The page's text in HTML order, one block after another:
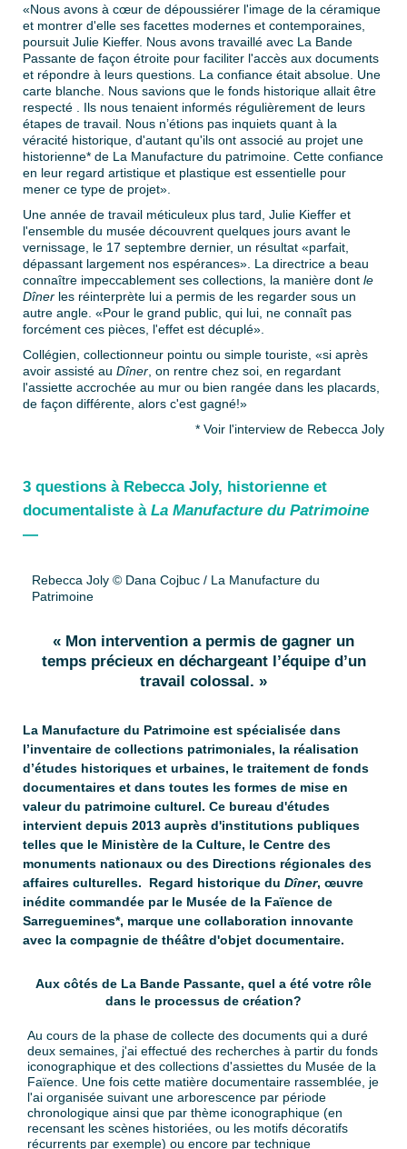
«Nous avons à cœur de dépoussiérer l'image de la céramique
et montrer d'elle ses facettes modernes et contemporaines,
poursuit Julie Kieffer. Nous avons travaillé avec La Bande
Passante de façon étroite pour faciliter l'accès aux documents
et répondre à leurs questions. La confiance était absolue. Une
carte blanche. Nous savions que le fonds historique allait être
respecté . Ils nous tenaient informés régulièrement de leurs
étapes de travail. Nous n’étions pas inquiets quant à la
véracité historique, d'autant qu'ils ont associé au projet une
historienne* de La Manufacture du patrimoine. Cette confiance
en leur regard artistique et plastique est essentielle pour
mener ce type de projet».
Une année de travail méticuleux plus tard, Julie Kieffer et
l'ensemble du musée découvrent quelques jours avant le
vernissage, le 17 septembre dernier, un résultat «parfait,
dépassant largement nos espérances». La directrice a beau
connaître impeccablement ses collections, la manière dont le
Dîner les réinterprète lui a permis de les regarder sous un
autre angle. «Pour le grand public, qui lui, ne connaît pas
forcément ces pièces, l'effet est décuplé».
Collégien, collectionneur pointu ou simple touriste, «si après
avoir assisté au Dîner , on rentre chez soi, en regardant
l'assiette accrochée au mur ou bien rangée dans les placards,
de façon différente, alors c'est gagné!»
* Voir l'interview de Rebecca Joly
3 questions à Rebecca Joly, historienne et
documentaliste à La Manufacture du Patrimoine
—
Rebecca Joly © Dana Cojbuc / La Manufacture du
Patrimoine
« Mon intervention a permis de gagner un
temps précieux en déchargeant l’équipe d’un
travail colossal. »
La Manufacture du Patrimoine est spécialisée dans
l’inventaire de collections patrimoniales, la réalisation
d’études historiques et urbaines, le traitement de fonds
documentaires et dans toutes les formes de mise en
valeur du patrimoine culturel. Ce bureau d'études
intervient depuis 2013 auprès d'institutions publiques
telles que le Ministère de la Culture, le Centre des
monuments nationaux ou des Directions régionales des
affaires culturelles. Regard historique du Dîner, œuvre
inédite commandée par le Musée de la Faïence de
Sarreguemines*, marque une collaboration innovante
avec la compagnie de théâtre d'objet documentaire.
Aux côtés de La Bande Passante, quel a été votre rôle
dans le processus de création?
Au cours de la phase de collecte des documents qui a duré
deux semaines, j'ai effectué des recherches à partir du fonds
iconographique et des collections d'assiettes du Musée de la
Faïence. Une fois cette matière documentaire rassemblée, je
l'ai organisée suivant une arborescence par période
chronologique ainsi que par thème iconographique (en
recensant les scènes historiées, ou les motifs décoratifs
récurrents par exemple) ou encore par technique